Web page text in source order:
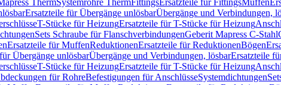
ThermSystemrohre ThermFittingsErsatzteile für FittingsMuffen
Ersatzteile für Übergänge unlösbarÜbergänge und Verbindungen,
T-Stücke für HeizungErsatzteile für T-Stücke für Heizung
Sets Schraube für FlanschverbindungenGeberit Mapress C-Stahl
Ersatzteile für MuffenReduktionenErsatzteile für ReduktionenBögen
Übergänge unlösbarÜbergänge und Verbindungen, lösbarErsatzteile
T-Stücke für HeizungErsatzteile für T-Stücke für Heizung
für RohreBefestigungen für AnschlüsseSystemdichtungen